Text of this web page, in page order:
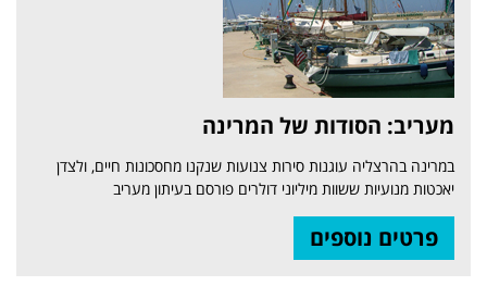
מעריב: הסודות של המרינה
במרינה בהרצליה עוגנות סירות צנועות שנקנו מחסכונות חיים, ולצדן
יאכטות מנועיות ששוות מיליוני דולרים פורסם בעיתון מעריב
פרטים נוספים